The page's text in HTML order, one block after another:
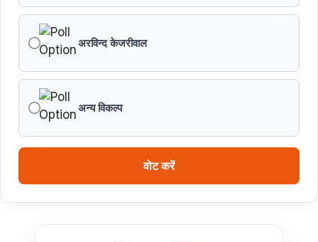
विकसित मध्यप्रदेश-2047’ की वित्तीय रूपरेखा तैयार
28 के बजट अनुमान तथा वित्तीय वर्ष 2028-29, 2029-30 के
लिए रोलिंग बजट की तैयारी हेतु बजट कार्यक्रम
अरविन्द केजरीवाल
अन्य विकल्प
वोट करें